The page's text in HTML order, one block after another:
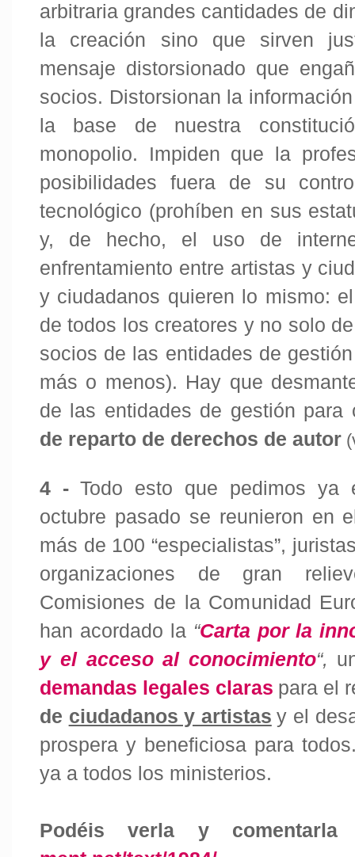
arbitraria grandes cantidades de
la creación sino que sirven
mensaje distorsionado que
socios. Distorsionan la
la base de nuestra
monopolio. Impiden que la
posibilidades fuera de su
tecnológico (prohíben en sus
y, de hecho, el uso de
enfrentamiento entre artistas y
y ciudadanos quieren lo mismo:
de todos los creatores y no solo
socios de las entidades de
más o menos). Hay que
de las entidades de gestión
de reparto de derechos de autor
4 - Todo esto que pedimos
octubre pasado se reunieron en
más de 100 “especialistas”,
organizaciones de gran
Comisiones de la Comunidad
han acordado la “Carta por la
y el acceso al conocimiento“,
demandas legales claras para el
de ciudadanos y artistas y el
prospera y beneficiosa para
ya a todos los ministerios.
Podéis verla y